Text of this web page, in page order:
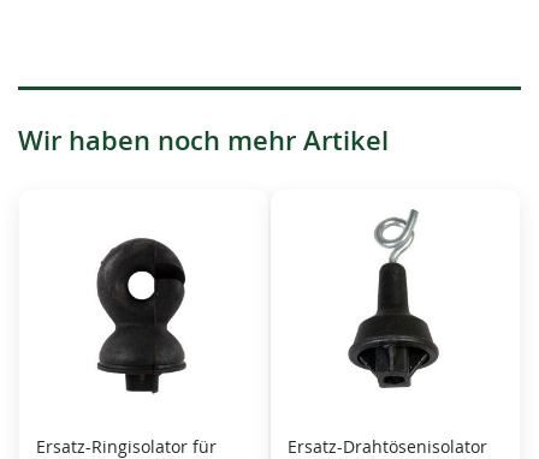
Wir haben noch mehr Artikel
Ersatz-Ringisolator für
Ersatz-Drahtösenisolator